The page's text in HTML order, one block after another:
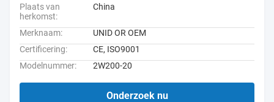
Plaats van
herkomst:
China
Merknaam:
UNID OR OEM
Certificering:
CE, ISO9001
Modelnummer:
2W200-20
Onderzoek nu